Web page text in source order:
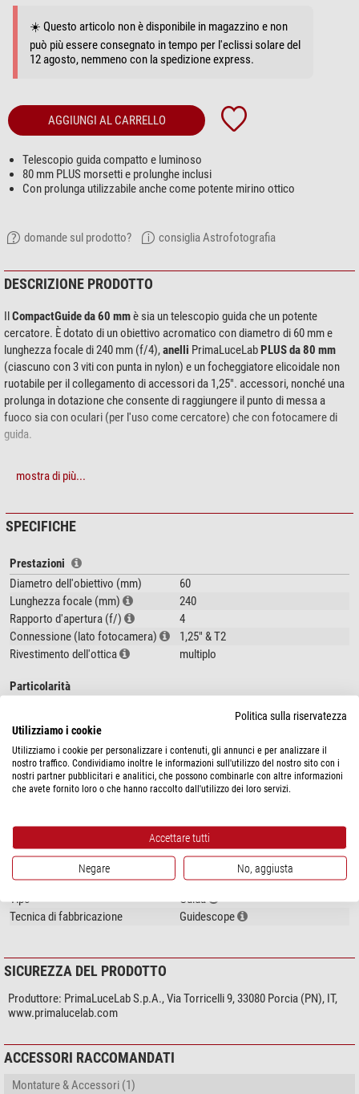
☀️ Questo articolo non è disponibile in magazzino e non
può più essere consegnato in tempo per l'eclissi solare del
12 agosto, nemmeno con la spedizione express.
AGGIUNGI AL CARRELLO
Telescopio guida compatto e luminoso
80 mm PLUS morsetti e prolunghe inclusi
Con prolunga utilizzabile anche come potente mirino ottico
domande sul prodotto? consiglia Astrofotografia
DESCRIZIONE PRODOTTO
IlCompactGuide da 60 mmè sia un telescopio guida che un potente
cercatore. È dotato di un obiettivo acromatico con diametro di 60 mm e
lunghezza focale di 240 mm (f/4),anelli PrimaLuceLabPLUS da 80 mm
(ciascuno con 3 viti con punta in nylon) e un focheggiatore elicoidale non
ruotabile per il collegamento di accessori da 1,25". accessori, nonché una
prolunga in dotazione che consente di raggiungere il punto di messa a
fuoco sia con oculari (per l'uso come cercatore) che con fotocamere di
guida.
mostra di più...
SPECIFICHE
Prestazioni
Diametro dell'obiettivo (mm)
60
Lunghezza focale (mm)
240
Rapporto d'apertura (f/)
4
Connessione (lato fotocamera)
1,25" & T2
Rivestimento dell'ottica
multiplo
Particolarità
Morsetto ad anello
Equipaggiamento
Slitta a coda di rondine
no
Anelli di fissaggio
si
Generale
Peso (g)
650
Materiale esterno
Alluminio
Tipo
Guida
Tecnica di fabbricazione
Guidescope
SICUREZZA DEL PRODOTTO
Produttore: PrimaLuceLab S.p.A., Via Torricelli 9, 33080 Porcia (PN), IT,
www.primalucelab.com
ACCESSORI RACCOMANDATI
Montature & Accessori (1)
Politica sulla riservatezza
Utilizziamo i cookie
Utilizziamo i cookie per personalizzare i contenuti, gli annunci e per analizzare il
nostro traffico. Condividiamo inoltre le informazioni sull'utilizzo del nostro sito con i
nostri partner pubblicitari e analitici, che possono combinarle con altre informazioni
che avete fornito loro o che hanno raccolto dall'utilizzo dei loro servizi.
Accettare tutti
Negare No, aggiusta